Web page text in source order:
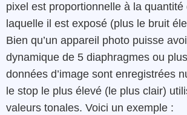
pixel est proportionnelle à la
laquelle il est exposé (plus le bruit
Bien qu’un appareil photo puisse
dynamique de 5 diaphragmes ou
données d’image sont enregistrées
le stop le plus élevé (le plus clair)
valeurs tonales. Voici un exemple :